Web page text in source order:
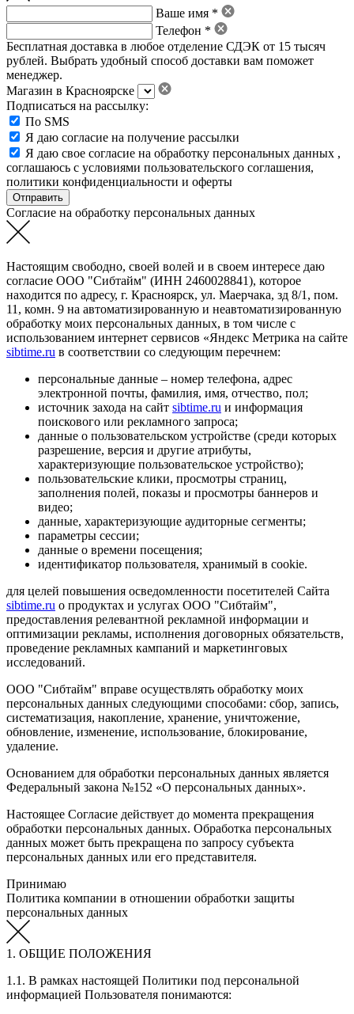
Ваше имя *
Телефон *
Бесплатная доставка в любое отделение СДЭК от 15 тысяч
рублей. Выбрать удобный способ доставки вам поможет
менеджер.
Магазин в Красноярске
Подписаться на рассылку:
По SMS
Я даю согласие на получение рассылки
Я даю свое согласие на обработку персональных данных ,
соглашаюсь с условиями пользовательского соглашения,
политики конфиденциальности и оферты
Согласие на обработку персональных данных
Настоящим свободно, своей волей и в своем интересе даю
согласие ООО "Сибтайм" (ИНН 2460028841), которое
находится по адресу, г. Красноярск, ул. Маерчака, зд 8/1, пом.
11, комн. 9 на автоматизированную и неавтоматизированную
обработку моих персональных данных, в том числе с
использованием интернет сервисов «Яндекс Метрика на сайте
sibtime.ru в соответствии со следующим перечнем:
персональные данные – номер телефона, адрес
электронной почты, фамилия, имя, отчество, пол;
источник захода на сайт sibtime.ru и информация
поискового или рекламного запроса;
данные о пользовательском устройстве (среди которых
разрешение, версия и другие атрибуты,
характеризующие пользовательское устройство);
пользовательские клики, просмотры страниц,
заполнения полей, показы и просмотры баннеров и
видео;
данные, характеризующие аудиторные сегменты;
параметры сессии;
данные о времени посещения;
идентификатор пользователя, хранимый в cookie.
для целей повышения осведомленности посетителей Сайта
sibtime.ru о продуктах и услугах ООО "Сибтайм",
предоставления релевантной рекламной информации и
оптимизации рекламы, исполнения договорных обязательств,
проведение рекламных кампаний и маркетинговых
исследований.
ООО "Сибтайм" вправе осуществлять обработку моих
персональных данных следующими способами: сбор, запись,
систематизация, накопление, хранение, уничтожение,
обновление, изменение, использование, блокирование,
удаление.
Основанием для обработки персональных данных является
Федеральный закона №152 «О персональных данных».
Настоящее Согласие действует до момента прекращения
обработки персональных данных. Обработка персональных
данных может быть прекращена по запросу субъекта
персональных данных или его представителя.
Принимаю
Политика компании в отношении обработки защиты
персональных данных
1. ОБЩИЕ ПОЛОЖЕНИЯ
1.1. В рамках настоящей Политики под персональной
информацией Пользователя понимаются: